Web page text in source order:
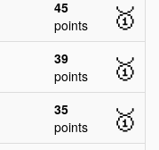
45
points
🥇
39
points
🥇
35
points
🥇